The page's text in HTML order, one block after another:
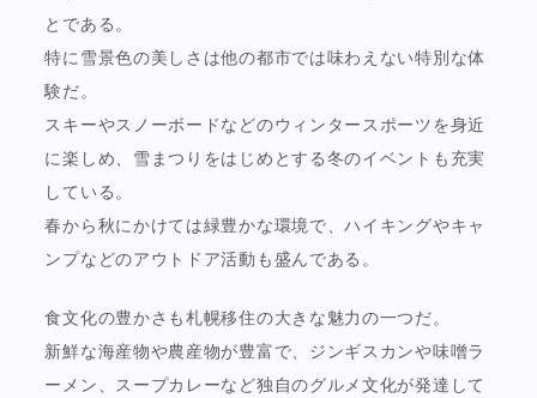
とである。
特に雪景色の美しさは他の都市では味わえない特別な体
験だ。
スキーやスノーボードなどのウィンタースポーツを身近
に楽しめ、雪まつりをはじめとする冬のイベントも充実
している。
春から秋にかけては緑豊かな環境で、ハイキングやキャ
ンプなどのアウトドア活動も盛んである。
食文化の豊かさも札幌移住の大きな魅力の一つだ。
新鮮な海産物や農産物が豊富で、ジンギスカンや味噌ラ
ーメン、スープカレーなど独自のグルメ文化が発達して